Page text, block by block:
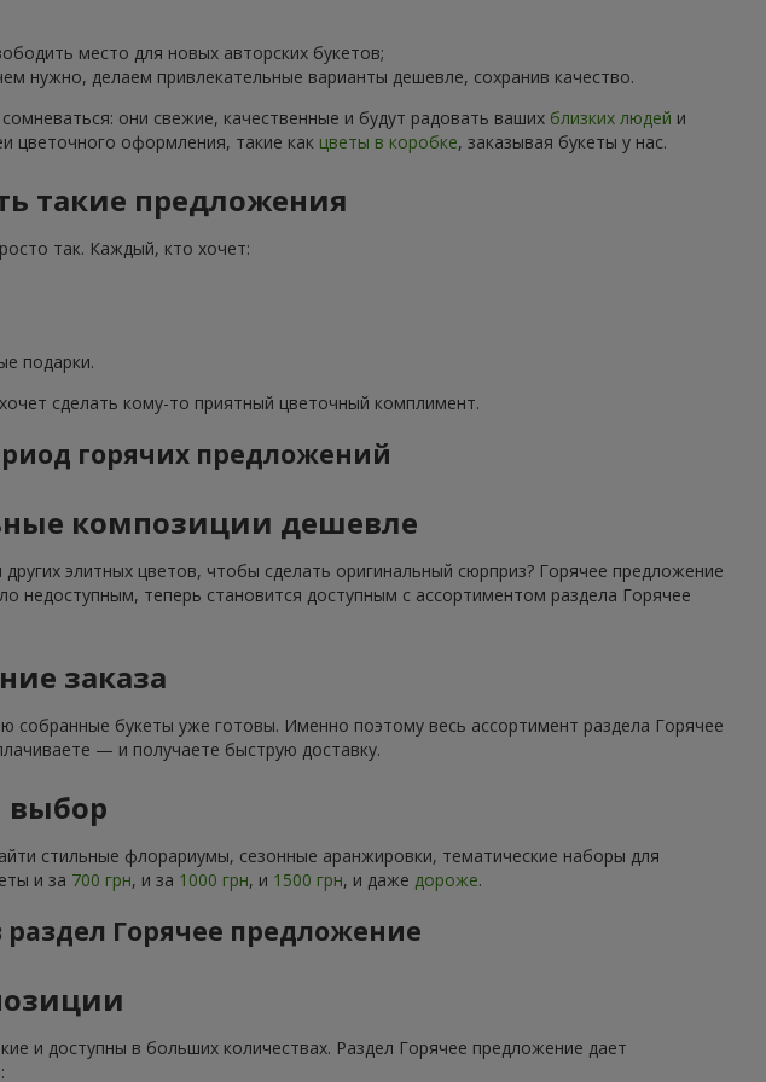
место для новых авторских букетов;
нужно, делаем привлекательные варианты дешевле, сохранив качество.
они свежие, качественные и будут радовать ваших близких людей и
цветочного оформления, такие как цветы в коробке, заказывая букеты у нас.
такие предложения
так. Каждый, кто хочет:
подарки.
сделать кому-то приятный цветочный комплимент.
горячих предложений
композиции дешевле
элитных цветов, чтобы сделать оригинальный сюрприз? Горячее предложение
недоступным, теперь становится доступным с ассортиментом раздела Горячее
заказа
собранные букеты уже готовы. Именно поэтому весь ассортимент раздела Горячее
— и получаете быструю доставку.
стильные флорариумы, сезонные аранжировки, тематические наборы для
и за 700 грн, и за 1000 грн, и 1500 грн, и даже дороже.
Горячее предложение
и доступны в больших количествах. Раздел Горячее предложение дает